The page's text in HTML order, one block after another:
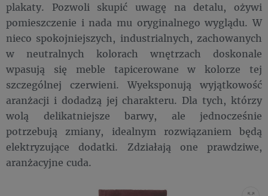
plakaty. Pozwoli skupić uwagę na detalu, ożywi
pomieszczenie i nada mu oryginalnego wyglądu. W
nieco spokojniejszych, industrialnych, zachowanych
w neutralnych kolorach wnętrzach doskonale
wpasują się meble tapicerowane w kolorze tej
szczególnej czerwieni. Wyeksponują wyjątkowość
aranżacji i dodadzą jej charakteru. Dla tych, którzy
wolą delikatniejsze barwy, ale jednocześnie
potrzebują zmiany, idealnym rozwiązaniem będą
elektryzujące dodatki. Zdziałają one prawdziwe,
aranżacyjne cuda.